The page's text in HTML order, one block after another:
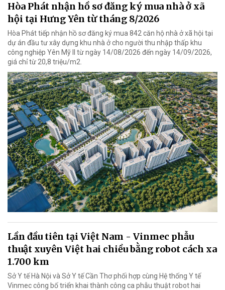
Hòa Phát nhận hồ sơ đăng ký mua nhà ở xã
hội tại Hưng Yên từ tháng 8/2026
Hòa Phát tiếp nhận hồ sơ đăng ký mua 842 căn hộ nhà ở xã hội tại
dự án đầu tư xây dựng khu nhà ở cho người thu nhập thấp khu
công nghiệp Yên Mỹ II từ ngày 14/08/2026 đến ngày 14/09/2026,
giá chỉ từ 20,8 triệu/m2.
Lần đầu tiên tại Việt Nam - Vinmec phẫu
thuật xuyên Việt hai chiều bằng robot cách xa
1.700 km
Sở Y tế Hà Nội và Sở Y tế Cần Thơ phối hợp cùng Hệ thống Y tế
Vinmec công bố triển khai thành công ca phẫu thuật robot hai